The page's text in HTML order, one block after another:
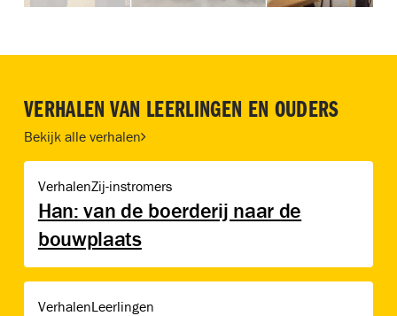
VERHALEN VAN LEERLINGEN EN OUDERS
Bekijk alle verhalen
Han: van de boerderij naar de
bouwplaats
VerhalenZij-instromers
VerhalenLeerlingen